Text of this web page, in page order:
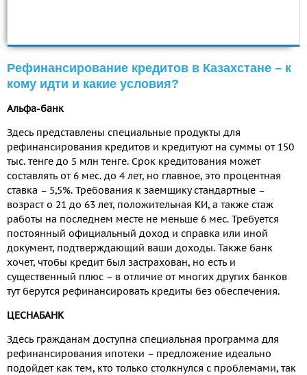
Рефинансирование кредитов в Казахстане – к
кому идти и какие условия?
Альфа-банк
Здесь представлены специальные продукты для
рефинансирования кредитов и кредитуют на суммы от 150
тыс. тенге до 5 млн тенге. Срок кредитования может
составлять от 6 мес. до 4 лет, но главное, это процентная
ставка – 5,5%. Требования к заемщику стандартные –
возраст о 21 до 63 лет, положительная КИ, а также стаж
работы на последнем месте не меньше 6 мес. Требуется
постоянный официальный доход и справка или иной
документ, подтверждающий ваши доходы. Также банк
хочет, чтобы кредит был застрахован, но есть и
существенный плюс – в отличие от многих других банков
тут берутся рефинансировать кредиты без обеспечения.
ЦЕСНАБАНК
Здесь гражданам доступна специальная программа для
рефинансирования ипотеки – предложение идеально
подойдет как тем, кто только столкнулся с проблемами, так